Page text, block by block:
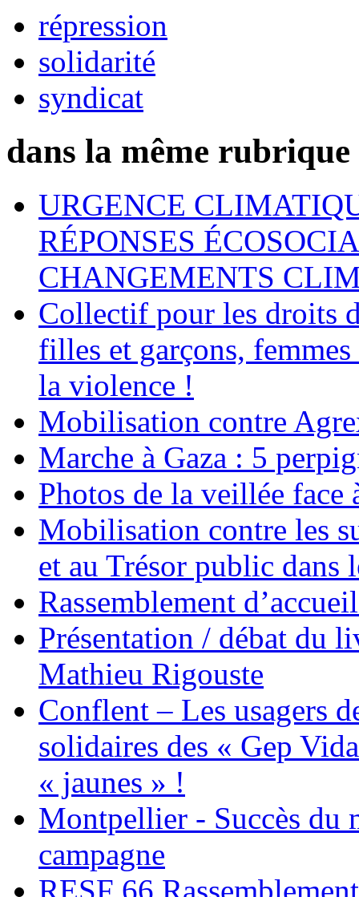
répression
solidarité
syndicat
dans la même rubrique
URGENCE
RÉPONSES
CHANGEMENTS
Collectif pour les droits
filles et garçons,
la violence !
Mobilisation contre
Marche à Gaza : 5
Photos de la veillée face
Mobilisation contre les
et au Trésor public dans
Rassemblement
Présentation / débat du
Mathieu Rigouste
Conflent – Les usagers
solidaires des « Gep
« jaunes » !
Montpellier - Succès du
campagne
RESF 66